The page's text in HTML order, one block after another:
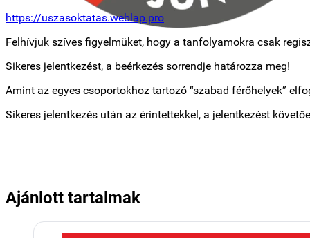
https://uszasoktatas.weblap.pro
Felhívjuk szíves figyelmüket, hogy a tanfolyamokra csak
Sikeres jelentkezést, a beérkezés sorrendje határozza meg!
Amint az egyes csoportokhoz tartozó “szabad férőhelyek”
Sikeres jelentkezés után az érintettekkel, a jelentkezést
Ajánlott tartalmak